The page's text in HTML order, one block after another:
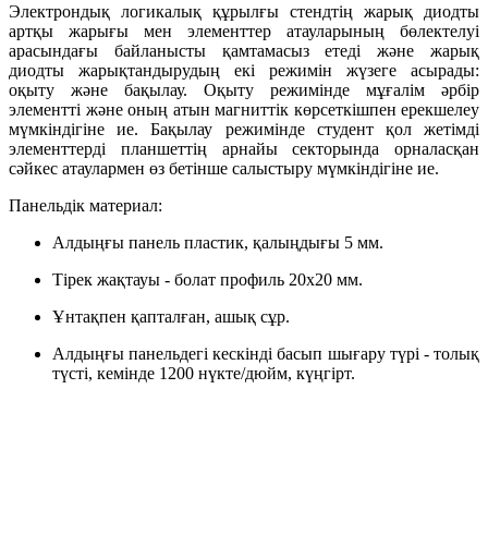
Электрондық логикалық құрылғы стендтің жарық диодты
артқы жарығы мен элементтер атауларының бөлектелуі
арасындағы байланысты қамтамасыз етеді және жарық
диодты жарықтандырудың екі режимін жүзеге асырады:
оқыту және бақылау. Оқыту режимінде мұғалім әрбір
элементті және оның атын магниттік көрсеткішпен ерекшелеу
мүмкіндігіне ие. Бақылау режимінде студент қол жетімді
элементтерді планшеттің арнайы секторында орналасқан
сәйкес атаулармен өз бетінше салыстыру мүмкіндігіне ие.
Панельдік материал:
Алдыңғы панель пластик, қалыңдығы 5 мм.
Тірек жақтауы - болат профиль 20x20 мм.
Ұнтақпен қапталған, ашық сұр.
Алдыңғы панельдегі кескінді басып шығару түрі - толық
түсті, кемінде 1200 нүкте/дюйм, күңгірт.